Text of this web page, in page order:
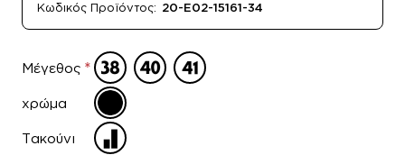
Κωδικός Προϊόντος: 20-E02-15161-34
Μέγεθος
χρώμα
Τακούνι